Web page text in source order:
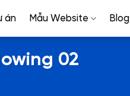
án Mẫu Website Blog
02